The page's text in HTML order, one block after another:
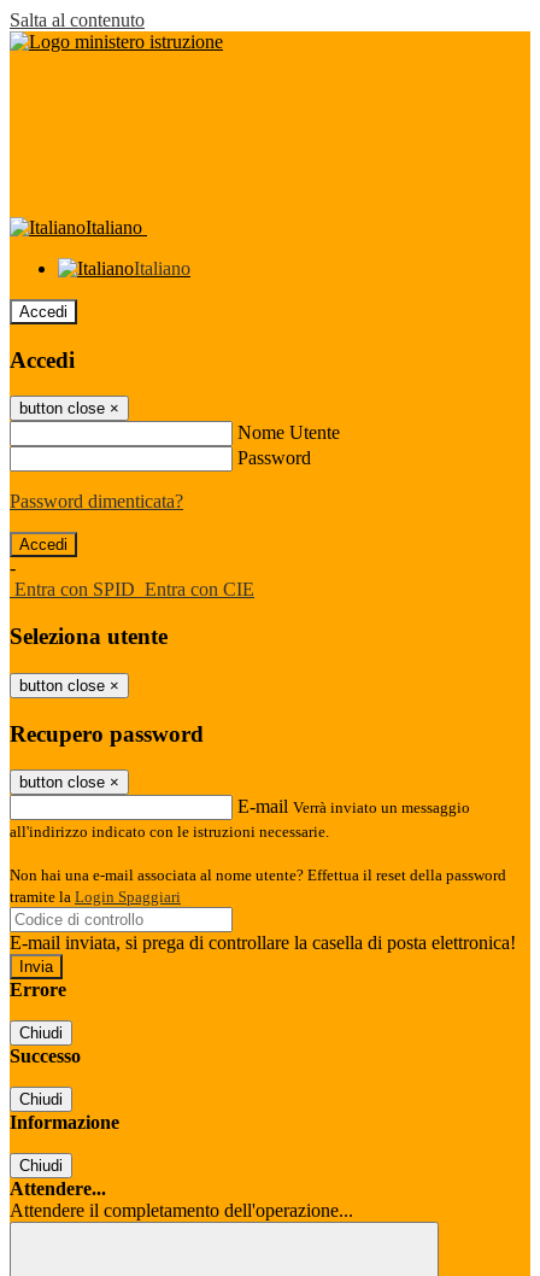
Salta al contenuto
Italiano
Italiano
Accedi
Accedi
button close ×
Nome Utente
Password
Password dimenticata?
-
Entra con SPID Entra con CIE
Seleziona utente
button close ×
Recupero password
button close ×
E-mail Verrà inviato un messaggio
all'indirizzo indicato con le istruzioni necessarie.
Non hai una e-mail associata al nome utente? Effettua il reset della password
tramite la Login Spaggiari
E-mail inviata, si prega di controllare la casella di posta elettronica!
Errore
Chiudi
Successo
Chiudi
Informazione
Chiudi
Attendere...
Attendere il completamento dell'operazione...